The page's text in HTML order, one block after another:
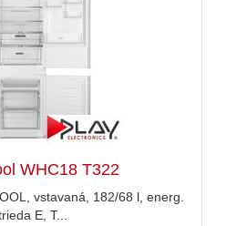
WHC18 T322
vstavaná, 182/68 l, energ.
E, T...